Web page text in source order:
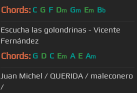
Chords: C G F Dm Gm Em Bb
Escucha las golondrinas - Vicente
Fernández
Chords: G D C Em A E Am
Juan Michel / QUERIDA / maleconero
/